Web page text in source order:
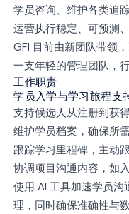
学员咨询、维护各类追
运营执行稳定、可预测、
GFI 目前由新团队带领
一支年轻的管理团队，
工作职责
学员入学与学习旅程支
支持候选人从注册到获
维护学员档案，确保所
跟踪学习里程碑，主动
协调项目沟通内容，如
使用 AI 工具加速学员沟
理，同时确保准确性与